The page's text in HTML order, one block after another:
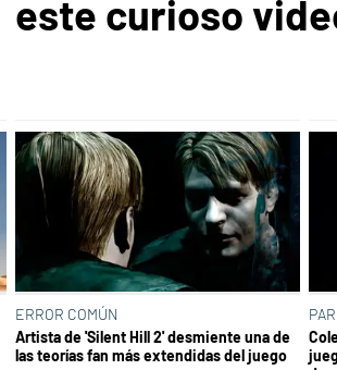
este curioso
ERROR COMÚN
Artista de 'Silent Hill 2' desmiente una de
las teorías fan más extendidas del juego